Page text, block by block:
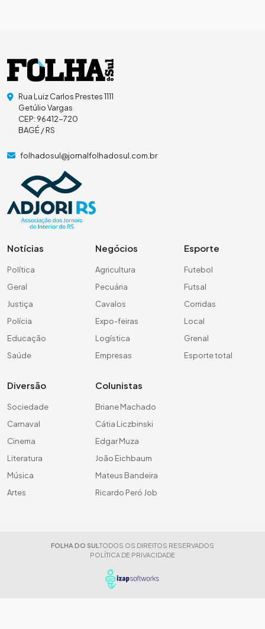
Rua Luiz Carlos Prestes 1111
Getúlio Vargas
CEP: 96412-720
BAGÉ / RS
folhadosul@jornalfolhadosul.com.br
Notícias
Política
Geral
Justiça
Polícia
Educação
Saúde
Negócios
Agricultura
Pecuária
Cavalos
Expo-feiras
Logística
Empresas
Esporte
Futebol
Futsal
Corridas
Local
Grenal
Esporte total
Diversão
Sociedade
Carnaval
Cinema
Literatura
Música
Artes
Colunistas
Briane Machado
Cátia Liczbinski
Edgar Muza
João Eichbaum
Mateus Bandeira
Ricardo Peró Job
FOLHA DO SUL TODOS OS DIREITOS RESERVADOS
POLÍTICA DE PRIVACIDADE